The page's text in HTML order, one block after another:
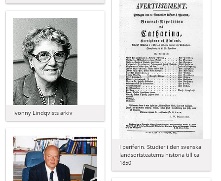
I periferin. Studier i den svenska
landsortsteaterns historia till ca
1850
Ivonny Lindqvists arkiv